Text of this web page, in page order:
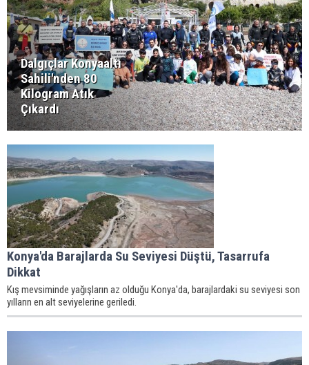
Dalgıçlar Konyaaltı
Sahili'nden 80
Kilogram Atık
Çıkardı
Konya'da Barajlarda Su Seviyesi Düştü, Tasarrufa
Dikkat
Kış mevsiminde yağışların az olduğu Konya'da, barajlardaki su seviyesi son
yılların en alt seviyelerine geriledi.